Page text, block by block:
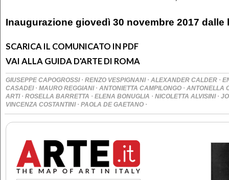
Inaugurazione giovedì 30 novembre 2017 dalle
SCARICA IL COMUNICATO IN PDF
VAI ALLA GUIDA D'ARTE DI ROMA
GIUSEPPE CAPOGROSSI · RENZO VESPIGNANI · ALEXANDER CALDER ·
CASADEI · MAURO REGGIANI · ANTONIETTA CAMPILONGO · ANTONELLA
ARTI · ROSELLA BARRETTA · ELENA BONUGLIA · NICOLETTA ALVISINI ·
VINCENZA COSTANTINI · PAOLA DE GAETANO ·